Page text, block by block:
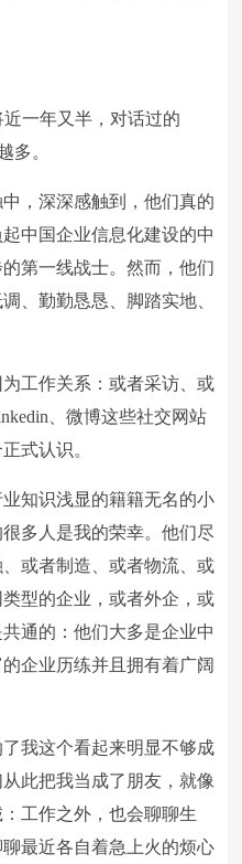
一年又半，对话过的
多。
，深深感触到，他们真的
中国企业信息化建设的中
第一线战士。然而，他们
、勤勤恳恳、脚踏实地、
工作关系：或者采访、或
、微博这些社交网站
式认识。
知识浅显的籍籍无名的小
多人是我的荣幸。他们尽
或者制造、或者物流、或
型的企业，或者外企，或
通的：他们大多是企业中
企业历练并且拥有着广阔
我这个看起来明显不够成
此把我当成了朋友，就像
工作之外，也会聊聊生
最近各自着急上火的烦心